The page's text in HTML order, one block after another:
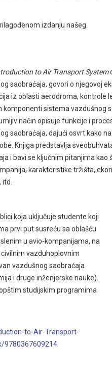
izdanju našeg
to Air Transport System
saobraćaja, govori o njegovoj
iz oblasti aerodroma, kontrole
komponenti sistema vazdušnog
način opisuje funkcije i
saobraćaja, dajući osvrt kako
Knjiga predstavlja
i bavi se ključnim pitanjima kao
karakteristike tržišta,
koja uključuje studente koji
prvi put susreću sa oblašću
u avio-kompanijama, na
vazduhoplovnim
vazdušnog saobraćaja
i druge inženjerske nauke).
studijskim programima
to-Air-Transport-
9780367609214